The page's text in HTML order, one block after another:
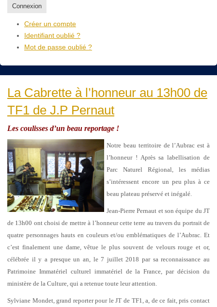
Connexion
Créer un compte
Identifiant oublié ?
Mot de passe oublié ?
La Cabrette à l’honneur au 13h00 de
TF1 de J.P Pernaut
Les coulisses d’un beau reportage !
Notre beau territoire de l’Aubrac est à
l’honneur ! Après sa labellisation de
Parc Naturel Régional, les médias
s’intéressent encore un peu plus à ce
beau plateau préservé et inégalé.
Jean-Pierre Pernaut et son équipe du JT
de 13h00 ont choisi de mettre à l’honneur cette terre au travers du portrait de
quatre personnages hauts en couleurs et/ou emblématiques de l’Aubrac. Et
c’est finalement une dame, vêtue le plus souvent de velours rouge et or,
célébrée il y a presque un an, le 7 juillet 2018 par sa reconnaissance au
Patrimoine Immatériel culturel immatériel de la France, par décision du
ministère de la Culture, qui a retenue toute leur attention.
Sylviane Mondet, grand reporter pour le JT de TF1, a, de ce fait, pris contact